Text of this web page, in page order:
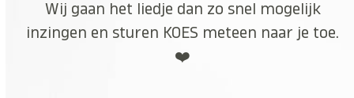
Wij gaan het liedje dan zo snel mogelijk
inzingen en sturen KOES meteen naar je toe.
❤️